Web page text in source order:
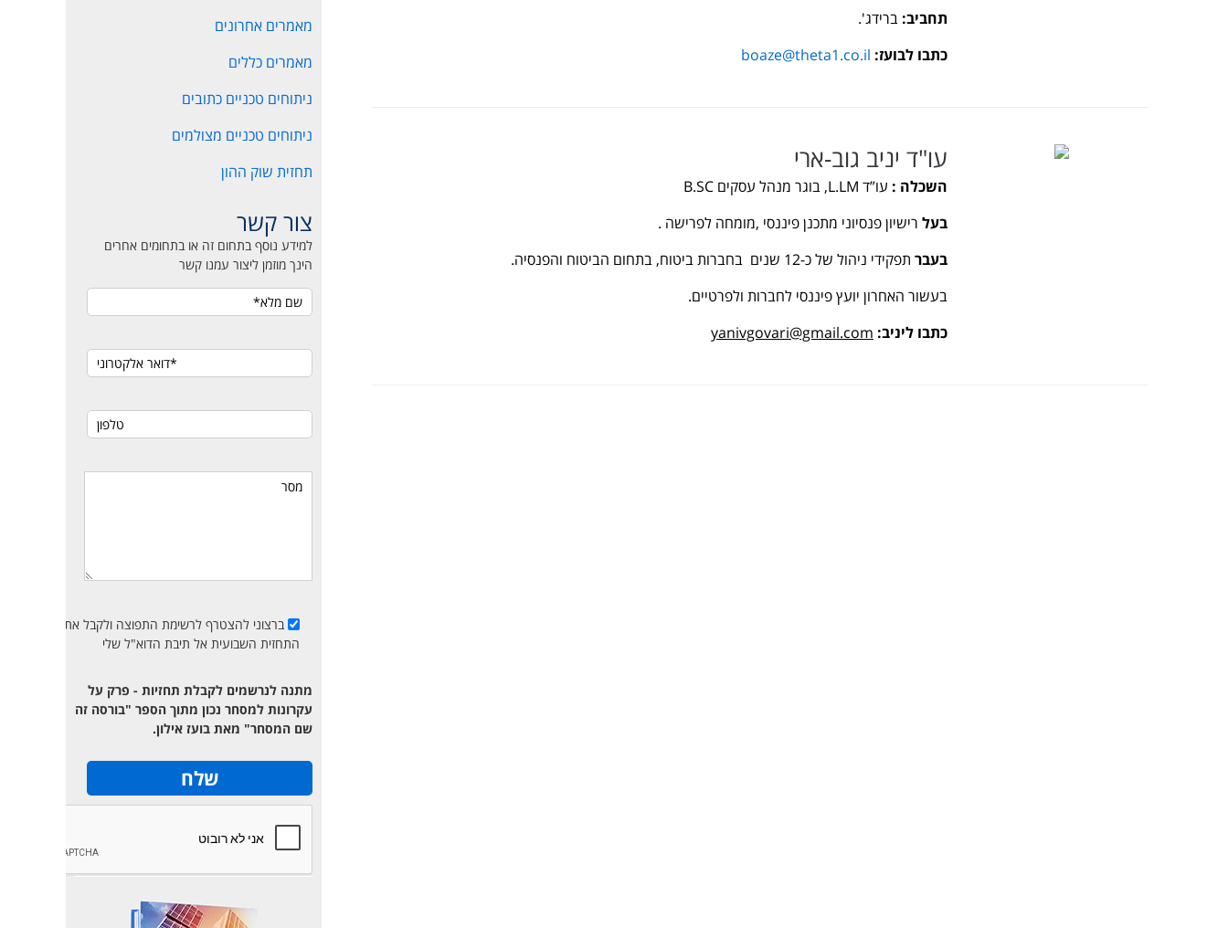
תחביב: ברידג'.
כתבו לבועז: boaze@theta1.co.il
עו"ד יניב גוב-ארי
השכלה : עו”ד L.LM, בוגר מנהל עסקים B.SC
בעל רישיון פנסיוני מתכנן פיננסי ,מומחה לפרישה .
בעבר תפקידי ניהול של כ-12 שנים בחברות ביטוח, בתחום הביטוח והפנסיה.
בעשור האחרון יועץ פיננסי לחברות ולפרטיים.
כתבו ליניב: yanivgovari@gmail.com
מאמרים אחרונים
מאמרים כללים
ניתוחים טכניים כתובים
ניתוחים טכניים מצולמים
תחזית שוק ההון
צור קשר
למידע נוסף בתחום זה או בתחומים אחרים
הינך מוזמן ליצור עמנו קשר
ברצוני להצטרף לרשימת התפוצה ולקבל את
התחזית השבועית אל תיבת הדוא"ל שלי
מתנה לנרשמים לקבלת תחזיות - פרק על
עקרונות למסחר נכון מתוך הספר "בורסה זה
שם המסחר" מאת בועז אילון.